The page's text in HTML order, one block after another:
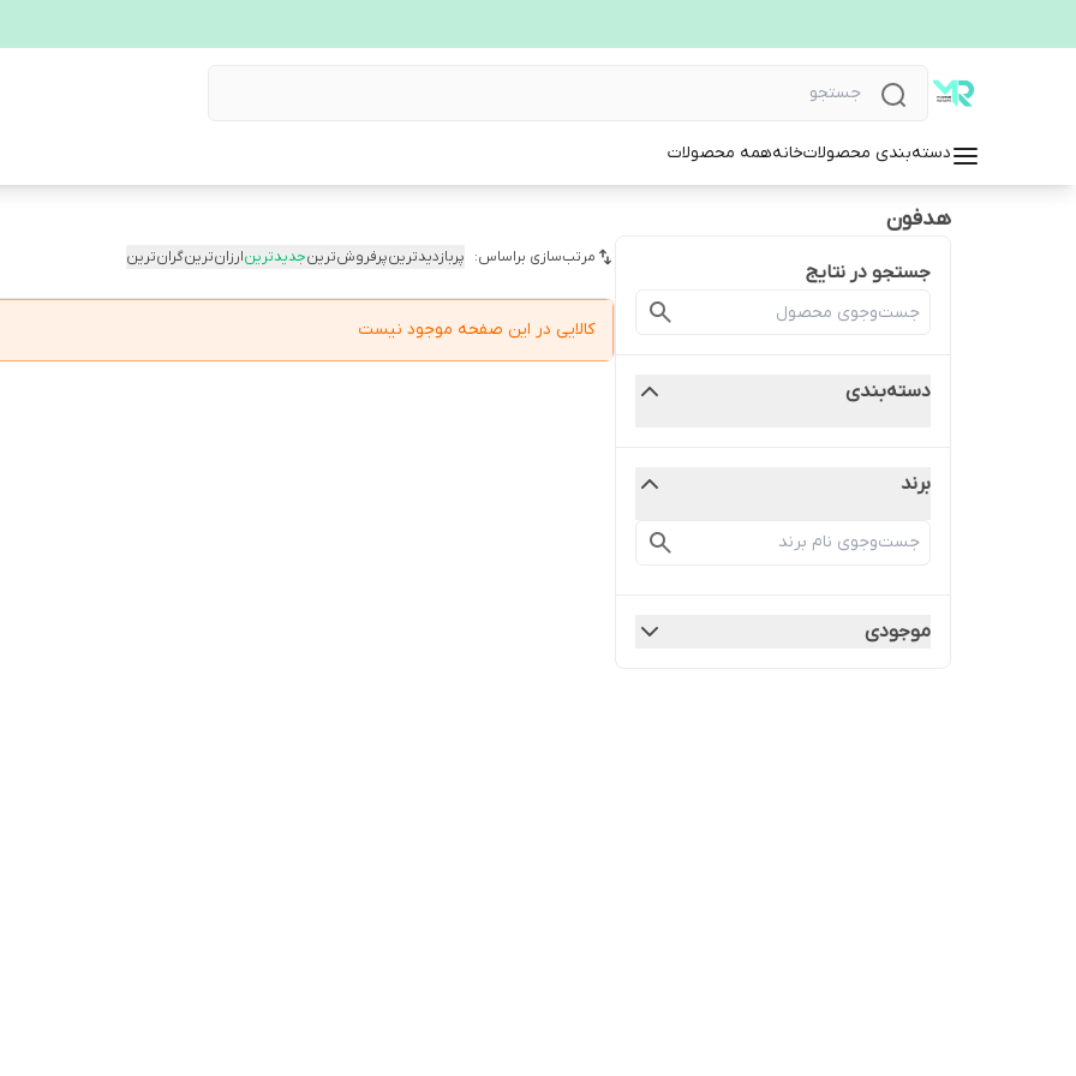
دسته‌بندی محصولاتخانههمه محصولات
هدفون
جستجو در نتایج
دسته‌بندی
برند
موجودی
مرتب‌سازی براساس: پربازدیدترینپرفروش‌ترینجدیدترینارزان‌ترینگران‌ترین
کالایی در این صفحه موجود نیست